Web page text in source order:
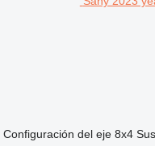
Configuración del eje 8x4